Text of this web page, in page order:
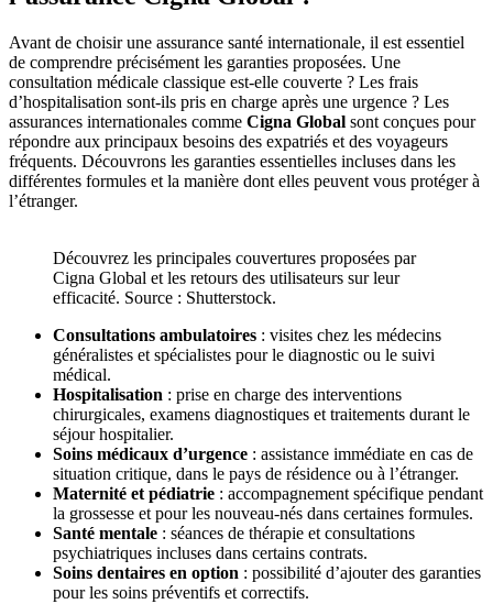
Avant de choisir une assurance santé internationale, il est essentiel
de comprendre précisément les garanties proposées. Une
consultation médicale classique est-elle couverte ? Les frais
d’hospitalisation sont-ils pris en charge après une urgence ? Les
assurances internationales comme Cigna Global sont conçues pour
répondre aux principaux besoins des expatriés et des voyageurs
fréquents. Découvrons les garanties essentielles incluses dans les
différentes formules et la manière dont elles peuvent vous protéger à
l’étranger.
Découvrez les principales couvertures proposées par
Cigna Global et les retours des utilisateurs sur leur
efficacité. Source : Shutterstock.
Consultations ambulatoires : visites chez les médecins
généralistes et spécialistes pour le diagnostic ou le suivi
médical.
Hospitalisation : prise en charge des interventions
chirurgicales, examens diagnostiques et traitements durant le
séjour hospitalier.
Soins médicaux d’urgence : assistance immédiate en cas de
situation critique, dans le pays de résidence ou à l’étranger.
Maternité et pédiatrie : accompagnement spécifique pendant
la grossesse et pour les nouveau-nés dans certaines formules.
Santé mentale : séances de thérapie et consultations
psychiatriques incluses dans certains contrats.
Soins dentaires en option : possibilité d’ajouter des garanties
pour les soins préventifs et correctifs.